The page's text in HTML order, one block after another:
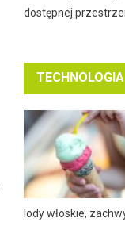
dostępnej
TECHNOLOGIA
lody włoskie,